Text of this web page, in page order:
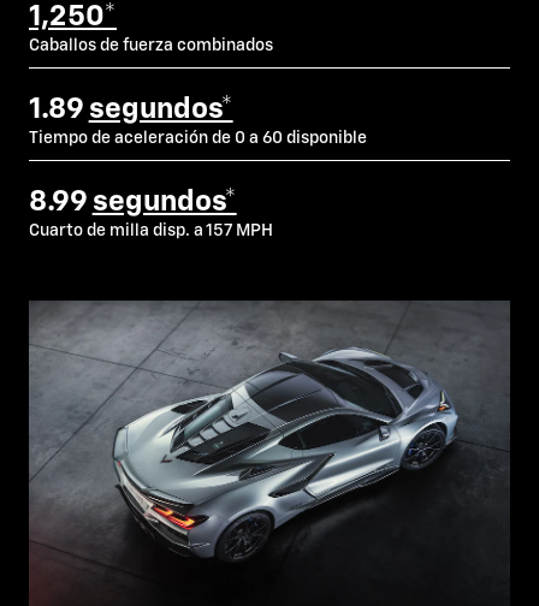
1,250*
Caballos de fuerza combinados
1.89 segundos*
Tiempo de aceleración de 0 a 60 disponible
8.99 segundos*
Cuarto de milla disp. a 157 MPH